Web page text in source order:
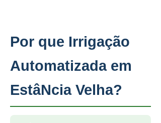
Por que Irrigação
Automatizada em
EstâNcia Velha?